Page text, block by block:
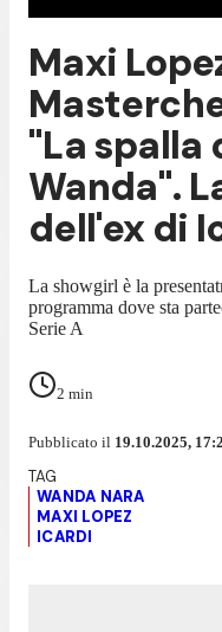
Maxi
"La spalla
Wanda".
dell'ex di
La showgirl è la
programma dove sta
Serie A
2 min
Pubblicato il 19.10.2025,
WANDA NARA
MAXI LOPEZ
ICARDI